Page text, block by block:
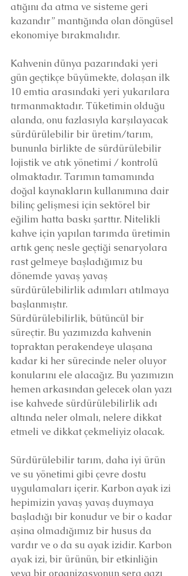
atığını da atma ve sisteme geri
kazandır” mantığında olan döngüsel
ekonomiye bırakmalıdır.
Kahvenin dünya pazarındaki yeri
gün geçtikçe büyümekte, dolaşan ilk
10 emtia arasındaki yeri yukarılara
tırmanmaktadır. Tüketimin olduğu
alanda, onu fazlasıyla karşılayacak
sürdürülebilir bir üretim/tarım,
bununla birlikte de sürdürülebilir
lojistik ve atık yönetimi / kontrolü
olmaktadır. Tarımın tamamında
doğal kaynakların kullanımına dair
bilinç gelişmesi için sektörel bir
eğilim hatta baskı şarttır. Nitelikli
kahve için yapılan tarımda üretimin
artık genç nesle geçtiği senaryolara
rast gelmeye başladığımız bu
dönemde yavaş yavaş
sürdürülebilirlik adımları atılmaya
başlanmıştır.
Sürdürülebilirlik, bütüncül bir
süreçtir. Bu yazımızda kahvenin
topraktan perakendeye ulaşana
kadar ki her sürecinde neler oluyor
konularını ele alacağız. Bu yazımızın
hemen arkasından gelecek olan yazı
ise kahvede sürdürülebilirlik adı
altında neler olmalı, nelere dikkat
etmeli ve dikkat çekmeliyiz olacak.
Sürdürülebilir tarım, daha iyi ürün
ve su yönetimi gibi çevre dostu
uygulamaları içerir. Karbon ayak izi
hepimizin yavaş yavaş duymaya
başladığı bir konudur ve bir o kadar
aşina olmadığımız bir husus da
vardır ve o da su ayak izidir. Karbon
ayak izi, bir ürünün, bir etkinliğin